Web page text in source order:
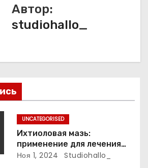
Автор:
studiohallo_
UNCATEGORISED
Ихтиоловая мазь:
применение для лечения
фурункулов
Ноя 1, 2024 Studiohallo_